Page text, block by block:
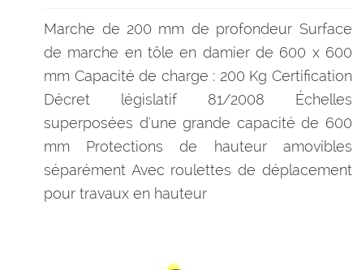
Marche de 200 mm de profondeur Surface
de marche en tôle en damier de 600 x 600
mm Capacité de charge : 200 Kg Certification
Décret législatif 81/2008 Échelles
superposées d'une grande capacité de 600
mm Protections de hauteur amovibles
séparément Avec roulettes de déplacement
pour travaux en hauteur